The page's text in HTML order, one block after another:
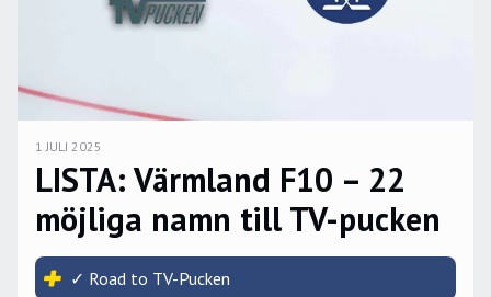
1 JULI 2025
LISTA: Värmland F10 – 22
möjliga namn till TV-pucken
✓ Road to TV-Pucken